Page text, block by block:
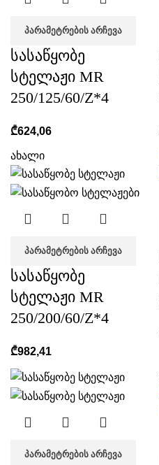
ᲞᲐᲠᲐᲛᲔᲢᲠᲔᲑᲘᲡ ᲐᲠᲩᲔᲕᲐ
სასაწყობე
სტელაჟი MR
250/125/60/Z*4
₾624,06
ახალი
ᲞᲐᲠᲐᲛᲔᲢᲠᲔᲑᲘᲡ ᲐᲠᲩᲔᲕᲐ
სასაწყობე
სტელაჟი MR
250/200/60/Z*4
₾982,41
ᲞᲐᲠᲐᲛᲔᲢᲠᲔᲑᲘᲡ ᲐᲠᲩᲔᲕᲐ